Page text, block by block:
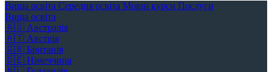
Вища освіта Середня освіта Мовні курси Послуги
Вища освіта
🇦🇺 Австралія
🇦🇹 Австрія
🇬🇧 Британія
🇩🇪 Німеччина